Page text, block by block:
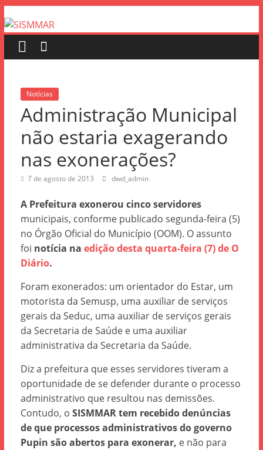
Notícias
Administração Municipal
não estaria exagerando
nas exonerações?
7 de agosto de 2013 dwd_admin
A Prefeitura exonerou cinco servidores
municipais, conforme publicado segunda-feira (5)
no Órgão Oficial do Município (OOM). O assunto
foi notícia na edição desta quarta-feira (7) de O
Diário.
Foram exonerados: um orientador do Estar, um
motorista da Semusp, uma auxiliar de serviços
gerais da Seduc, uma auxiliar de serviços gerais
da Secretaria de Saúde e uma auxiliar
administrativa da Secretaria da Saúde.
Diz a prefeitura que esses servidores tiveram a
oportunidade de se defender durante o processo
administrativo que resultou nas demissões.
Contudo, o SISMMAR tem recebido denúncias
de que processos administrativos do governo
Pupin são abertos para exonerar, e não para